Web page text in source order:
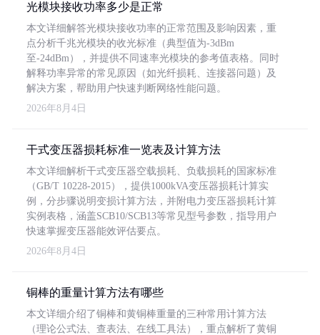
光模块接收功率多少是正常
本文详细解答光模块接收功率的正常范围及影响因素，重
点分析千兆光模块的收光标准（典型值为-3dBm
至-24dBm），并提供不同速率光模块的参考值表格。同时
解释功率异常的常见原因（如光纤损耗、连接器问题）及
解决方案，帮助用户快速判断网络性能问题。
2026年8月4日
干式变压器损耗标准一览表及计算方法
本文详细解析干式变压器空载损耗、负载损耗的国家标准
（GB/T 10228-2015），提供1000kVA变压器损耗计算实
例，分步骤说明变损计算方法，并附电力变压器损耗计算
实例表格，涵盖SCB10/SCB13等常见型号参数，指导用户
快速掌握变压器能效评估要点。
2026年8月4日
铜棒的重量计算方法有哪些
本文详细介绍了铜棒和黄铜棒重量的三种常用计算方法
（理论公式法、查表法、在线工具法），重点解析了黄铜